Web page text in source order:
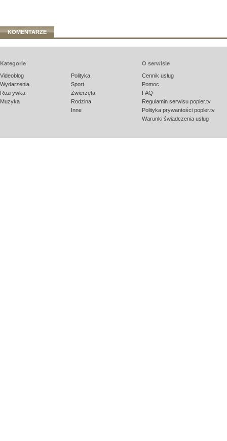
KOMENTARZE
Kategorie
Videoblog
Wydarzenia
Rozrywka
Muzyka
Polityka
Sport
Zwierzęta
Rodzina
Inne
O serwisie
Cennik usług
Pomoc
FAQ
Regulamin serwisu popler.tv
Polityka prywantości popler.tv
Warunki świadczenia usług